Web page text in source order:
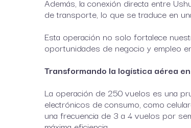
Además, la conexión directa entre
de transporte, lo que se traduce en
Esta operación no solo fortalece
oportunidades de negocio y empleo
Transformando la logística aérea
La operación de 250 vuelos es una
electrónicos de consumo, como
una frecuencia de 3 a 4 vuelos por